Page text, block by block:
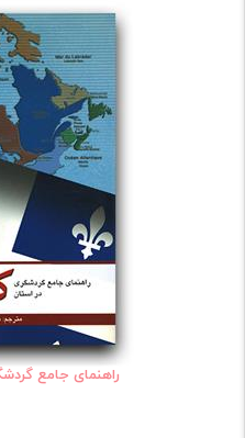
راهنمای جامع